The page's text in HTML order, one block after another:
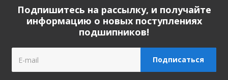
Подпишитесь на рассылку, и получайте
информацию о новых поступлениях
подшипников!